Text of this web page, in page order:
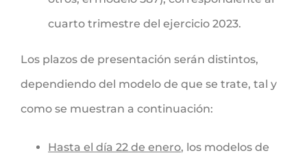
cuarto trimestre del ejercicio 2023.
Los plazos de presentación serán distintos,
dependiendo del modelo de que se trate, tal y
como se muestran a continuación:
Hasta el día 22 de enero, los modelos de